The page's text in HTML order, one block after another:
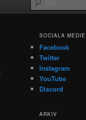
SOCIALA
Facebook
Twitter
Instagram
YouTube
Discord
ARKIV